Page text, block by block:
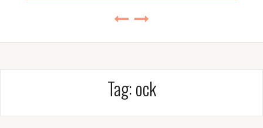
Tag:ock